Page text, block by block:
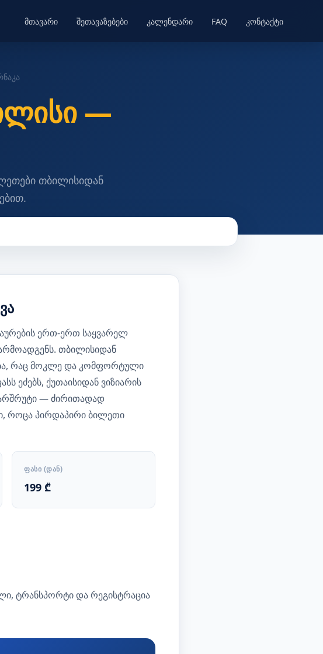
მთავარი შეთავაზებები კალენდარი FAQ კონტაქტი
—
თბილისიდან
ერთ-ერთ საყვარელ
თბილისიდან
რაც მოკლე და კომფორტული
ეძებს, ქუთაისიდან ვიზიარის
— ძირითადად
როცა პირდაპირი ბილეთი
ᲤᲐᲡᲘ (ᲓᲐᲜ)
199 ₾
ტრანსპორტი და რეგისტრაცია